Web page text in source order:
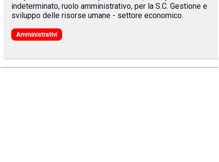
indeterminato, ruolo amministrativo, per la S.C. Gestione e
sviluppo delle risorse umane - settore economico.
Amministrativi